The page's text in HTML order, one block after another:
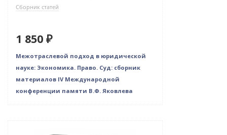
Сборник статей
1 850 ₽
Межотраслевой подход в юридической
науке: Экономика. Право. Суд: сборник
материалов IV Международной
конференции памяти В.Ф. Яковлева